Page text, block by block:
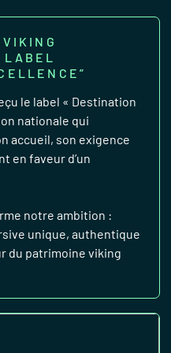
LABEL
le label « Destination
nationale qui
accueil, son exigence
en faveur d’un
notre ambition :
unique, authentique
du patrimoine viking